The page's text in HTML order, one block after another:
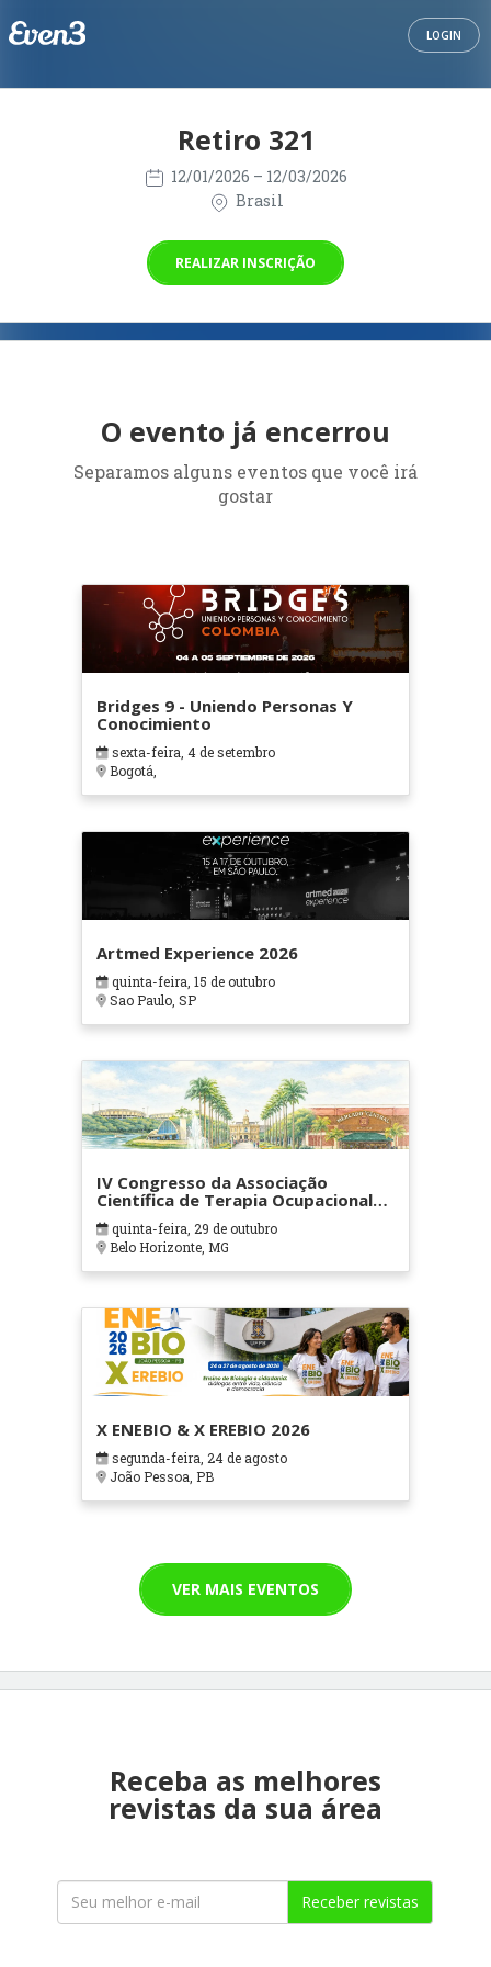
LOGIN
Retiro 321
12/01/2026 – 12/03/2026
Brasil
REALIZAR INSCRIÇÃO
O evento já encerrou
Separamos alguns eventos que você irá
gostar
Bridges 9 - Uniendo Personas Y
Conocimiento
sexta-feira, 4 de setembro
Bogotá,
Artmed Experience 2026
quinta-feira, 15 de outubro
Sao Paulo, SP
IV Congresso da Associação
Científica de Terapia Ocupacional
em Contextos Hospitalares e
Cuidados Paliativos - ATOHOSP
quinta-feira, 29 de outubro
Belo Horizonte, MG
X ENEBIO & X EREBIO 2026
segunda-feira, 24 de agosto
João Pessoa, PB
VER MAIS EVENTOS
Receba as melhores
revistas da sua área
Receber revistas